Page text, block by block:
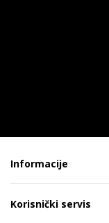
Informacije
Korisnički servis